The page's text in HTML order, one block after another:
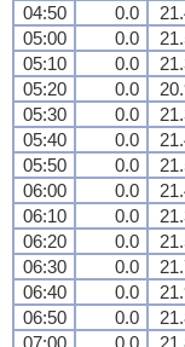
04:50
0.0
05:00
0.0
05:10
0.0
05:20
0.0
05:30
0.0
05:40
0.0
05:50
0.0
06:00
0.0
06:10
0.0
06:20
0.0
06:30
0.0
06:40
0.0
06:50
0.0
07:00
0.0